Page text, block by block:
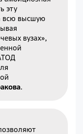
эту
всю высшую
вузах»,
.